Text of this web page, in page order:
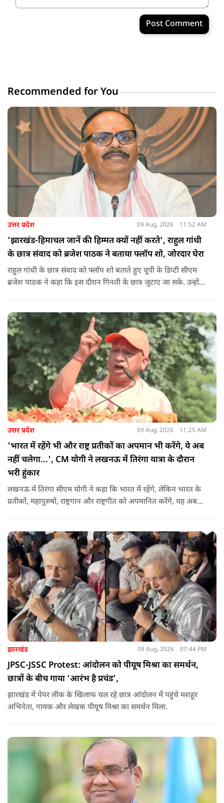
Post Comment
Recommended for You
उत्तर प्रदेश 09 Aug, 2026 11:52 AM
'झारखंड-हिमाचल जानें की हिम्मत क्यों नहीं करते', राहुल गांधी
के छात्र संवाद को ब्रजेश पाठक ने बताया फ्लॉप शो, जोरदार घेरा
राहुल गांधी के छात्र संवाद को फ्लॉप शो बताते हुए यूपी के डिप्टी सीएम
ब्रजेश पाठक ने कहा कि इस दौरान गिनती के छात्र जुटाए जा सके. उन्होंने
हिम्मत क्यों नहीं करते.
उत्तर प्रदेश 09 Aug, 2026 11:25 AM
'भारत में रहेंगे भी और राष्ट्र प्रतीकों का अपमान भी करेंगे, ये अब
नहीं चलेगा...', CM योगी ने लखनऊ में तिरंगा यात्रा के दौरान
भरी हुंकार
लखनऊ में तिरंगा सीएम योगी ने कहा कि भारत में रहेंगे, लेकिन भारत के
प्रतीकों, महापुरुषों, राष्ट्रगान और राष्ट्रगीत को अपमानित करेंगे, यह अब
की हर चुनौती का सामना करने में सक्षम है.
झारखंड 08 Aug, 2026 07:44 PM
JPSC-JSSC Protest: आंदोलन को पीयूष मिश्रा का समर्थन,
छात्रों के बीच गाया ‘आरंभ है प्रचंड’,
झारखंड में पेपर लीक के खिलाफ चल रहे छात्र आंदोलन में पहुंचे मशहूर
अभिनेता, गायक और लेखक पीयूष मिश्रा का समर्थन मिला.